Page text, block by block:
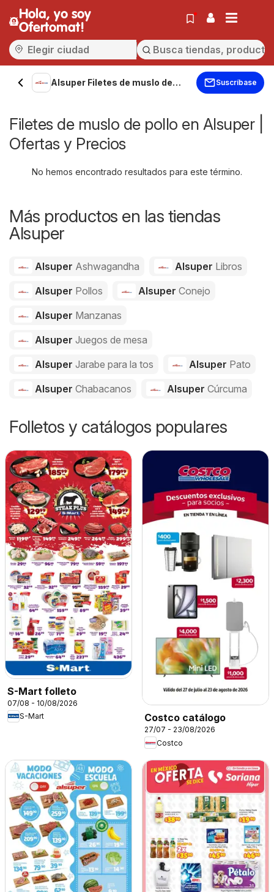
Hola, yo soy
Ofertomat!
Alsuper Filetes de muslo de
Suscríbase
Filetes de muslo de pollo en Alsuper |
Ofertas y Precios
No hemos encontrado resultados para este término.
Más productos en las tiendas
Alsuper
Alsuper Ashwagandha Alsuper Libros
Alsuper Pollos Alsuper Conejo
Alsuper Manzanas
Alsuper Juegos de mesa
Alsuper Jarabe para la tos Alsuper Pato
Alsuper Chabacanos Alsuper Cúrcuma
Folletos y catálogos populares
S-Mart folleto
07/08 - 10/08/2026
S-Mart
Costco catálogo
27/07 - 23/08/2026
Costco